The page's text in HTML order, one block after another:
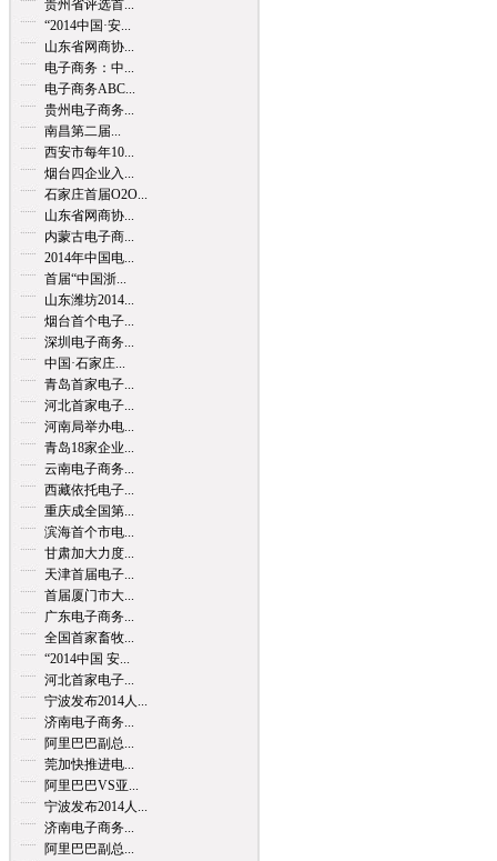
贵州省评选首...
“2014中国·安...
山东省网商协...
电子商务：中...
电子商务ABC...
贵州电子商务...
南昌第二届...
西安市每年10...
烟台四企业入...
石家庄首届O2O...
山东省网商协...
内蒙古电子商...
2014年中国电...
首届“中国浙...
山东潍坊2014...
烟台首个电子...
深圳电子商务...
中国·石家庄...
青岛首家电子...
河北首家电子...
河南局举办电...
青岛18家企业...
云南电子商务...
西藏依托电子...
重庆成全国第...
滨海首个市电...
甘肃加大力度...
天津首届电子...
首届厦门市大...
广东电子商务...
全国首家畜牧...
“2014中国 安...
河北首家电子...
宁波发布2014人...
济南电子商务...
阿里巴巴副总...
莞加快推进电...
阿里巴巴VS亚...
宁波发布2014人...
济南电子商务...
阿里巴巴副总...